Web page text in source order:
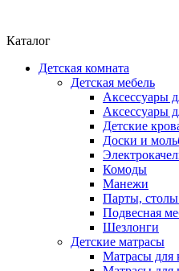
Каталог
Детская комната
Детская мебель
Аксессуары
Аксессуары
Детские
Доски и
Комоды
Манежи
Парты, столы
Подвесная
Шезлонги
Детские матрасы
Матрасы для